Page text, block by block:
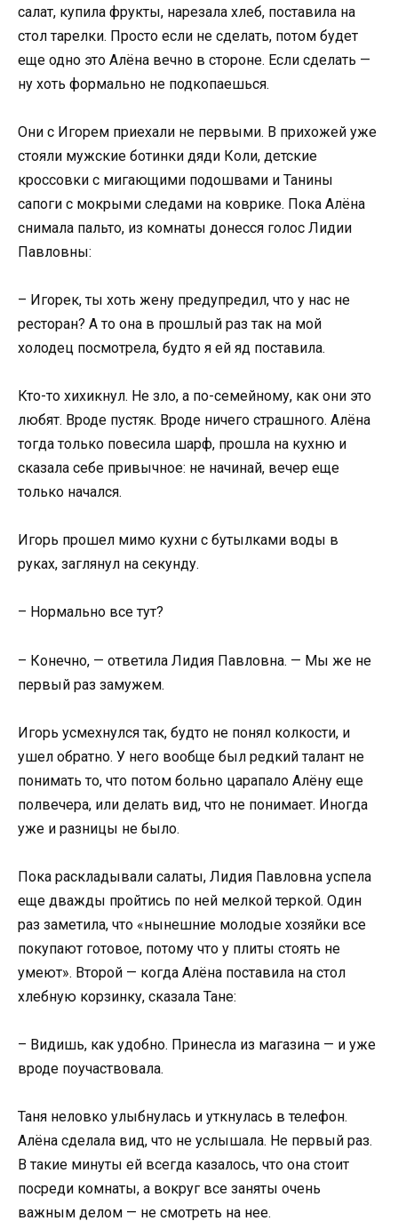
салат, купила фрукты, нарезала хлеб, поставила на
стол тарелки. Просто если не сделать, потом будет
еще одно это Алёна вечно в стороне. Если сделать —
ну хоть формально не подкопаешься.
Они с Игорем приехали не первыми. В прихожей уже
стояли мужские ботинки дяди Коли, детские
кроссовки с мигающими подошвами и Танины
сапоги с мокрыми следами на коврике. Пока Алёна
снимала пальто, из комнаты донесся голос Лидии
Павловны:
– Игорек, ты хоть жену предупредил, что у нас не
ресторан? А то она в прошлый раз так на мой
холодец посмотрела, будто я ей яд поставила.
Кто-то хихикнул. Не зло, а по-семейному, как они это
любят. Вроде пустяк. Вроде ничего страшного. Алёна
тогда только повесила шарф, прошла на кухню и
сказала себе привычное: не начинай, вечер еще
только начался.
Игорь прошел мимо кухни с бутылками воды в
руках, заглянул на секунду.
– Нормально все тут?
– Конечно, — ответила Лидия Павловна. — Мы же не
первый раз замужем.
Игорь усмехнулся так, будто не понял колкости, и
ушел обратно. У него вообще был редкий талант не
понимать то, что потом больно царапало Алёну еще
полвечера, или делать вид, что не понимает. Иногда
уже и разницы не было.
Пока раскладывали салаты, Лидия Павловна успела
еще дважды пройтись по ней мелкой теркой. Один
раз заметила, что «нынешние молодые хозяйки все
покупают готовое, потому что у плиты стоять не
умеют». Второй — когда Алёна поставила на стол
хлебную корзинку, сказала Тане:
– Видишь, как удобно. Принесла из магазина — и уже
вроде поучаствовала.
Таня неловко улыбнулась и уткнулась в телефон.
Алёна сделала вид, что не услышала. Не первый раз.
В такие минуты ей всегда казалось, что она стоит
посреди комнаты, а вокруг все заняты очень
важным делом — не смотреть на нее.